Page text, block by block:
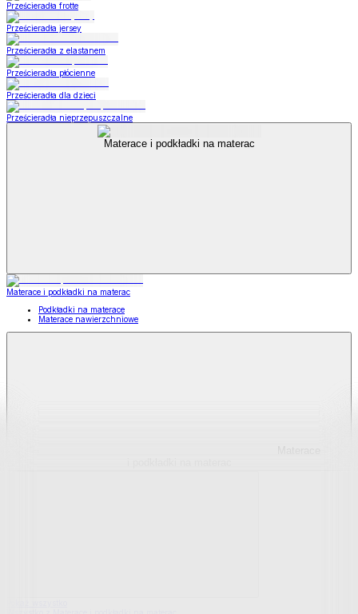
Prześcieradła frotte
Prześcieradła jersey
Prześcieradła z elastanem
Prześcieradła płócienne
Prześcieradła dla dzieci
Prześcieradła nieprzepuszczalne
Materace i podkładki na materac
Materace i podkładki na materac
Podkładki na materace
Materace nawierzchniowe